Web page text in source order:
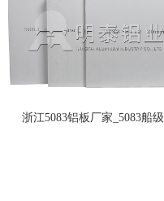
浙江5083铝板厂家_5083船级